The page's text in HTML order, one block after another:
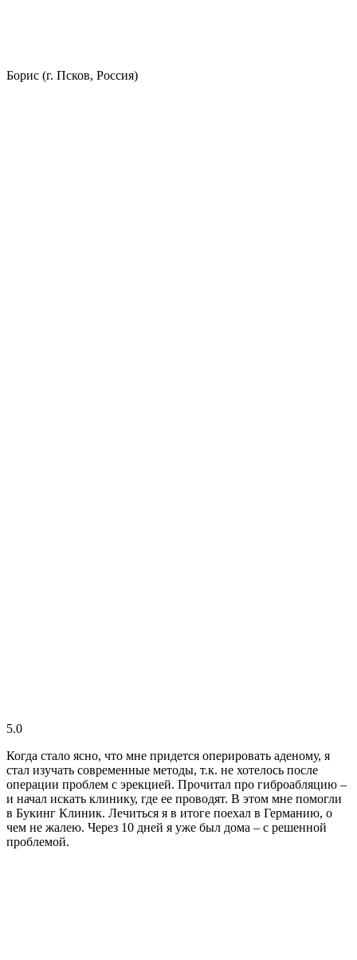
Борис (г. Псков, Россия)
5.0
Когда стало ясно, что мне придется оперировать аденому, я
стал изучать современные методы, т.к. не хотелось после
операции проблем с эрекцией. Прочитал про гиброабляцию –
и начал искать клинику, где ее проводят. В этом мне помогли
в Букинг Клиник. Лечиться я в итоге поехал в Германию, о
чем не жалею. Через 10 дней я уже был дома – с решенной
проблемой.